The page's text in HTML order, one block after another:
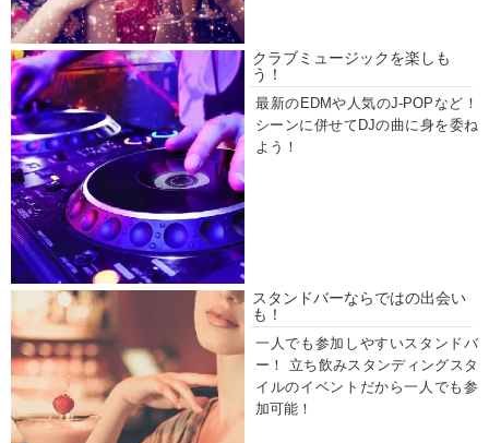
クラブミュージックを楽しも
う！
最新のEDMや人気のJ-POPなど！
シーンに併せてDJの曲に身を委ね
よう！
スタンドバーならではの出会い
も！
一人でも参加しやすいスタンドバ
ー！ 立ち飲みスタンディングスタ
イルのイベントだから一人でも参
加可能！